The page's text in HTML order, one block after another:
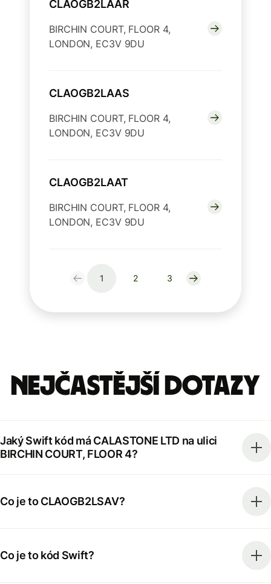
CLAOGB2LAAR
BIRCHIN COURT, FLOOR 4,
LONDON, EC3V 9DU
CLAOGB2LAAS
BIRCHIN COURT, FLOOR 4,
LONDON, EC3V 9DU
CLAOGB2LAAT
BIRCHIN COURT, FLOOR 4,
LONDON, EC3V 9DU
1 2 3
Nejčastější dotazy
Jaký Swift kód má CALASTONE LTD na ulici
BIRCHIN COURT, FLOOR 4?
Co je to CLAOGB2LSAV?
Co je to kód Swift?